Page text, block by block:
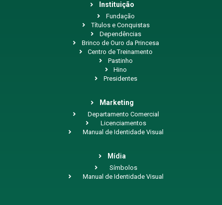
Instituição
Fundação
Títulos e Conquistas
Dependências
Brinco de Ouro da Princesa
Centro de Treinamento
Pastinho
Hino
Presidentes
Marketing
Departamento Comercial
Licenciamentos
Manual de Identidade Visual
Mídia
Símbolos
Manual de Identidade Visual